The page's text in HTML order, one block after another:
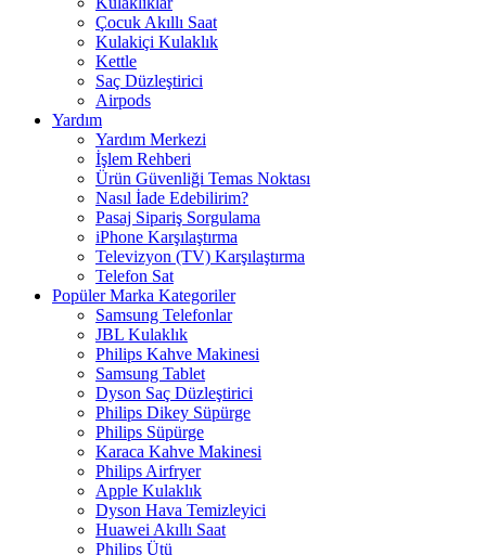
Çocuk Akıllı Saat
Kulakiçi Kulaklık
Kettle
Saç Düzleştirici
Airpods
Yardım
Yardım Merkezi
İşlem Rehberi
Ürün Güvenliği Temas Noktası
Nasıl İade Edebilirim?
Pasaj Sipariş Sorgulama
iPhone Karşılaştırma
Televizyon (TV) Karşılaştırma
Telefon Sat
Popüler Marka Kategoriler
Samsung Telefonlar
JBL Kulaklık
Philips Kahve Makinesi
Samsung Tablet
Dyson Saç Düzleştirici
Philips Dikey Süpürge
Philips Süpürge
Karaca Kahve Makinesi
Philips Airfryer
Apple Kulaklık
Dyson Hava Temizleyici
Huawei Akıllı Saat
Philips Ütü